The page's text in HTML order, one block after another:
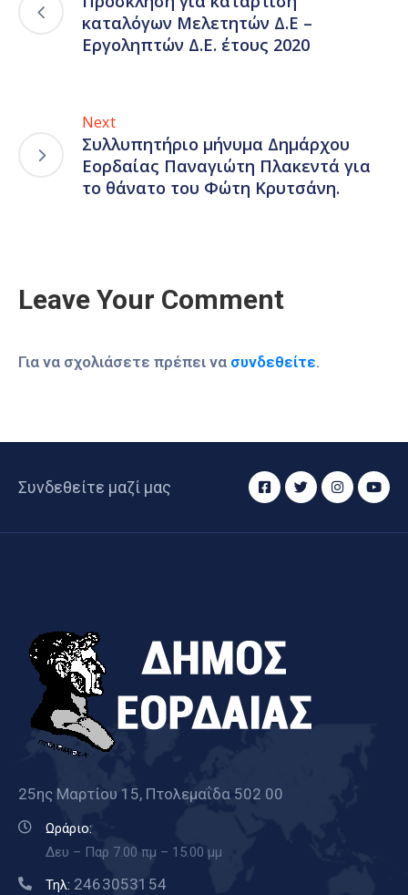
καταλόγων Μελετητών Δ.Ε –
Εργοληπτών Δ.Ε. έτους 2020
Next
Συλλυπητήριο μήνυμα Δημάρχου
Εορδαίας Παναγιώτη Πλακεντά για
το θάνατο του Φώτη Κρυτσάνη.
Leave Your Comment
Για να σχολιάσετε πρέπει να συνδεθείτε.
Συνδεθείτε μαζί μας
25ης Μαρτίου 15, Πτολεμαΐδα 502 00
Ωράριο:
Δευ – Παρ 7.00 πμ – 15.00 μμ
Τηλ: 2463053154